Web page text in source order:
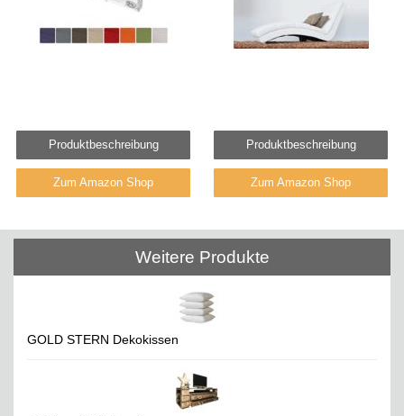
Produktbeschreibung
Zum Amazon Shop
Produktbeschreibung
Zum Amazon Shop
Weitere Produkte
GOLD STERN Dekokissen